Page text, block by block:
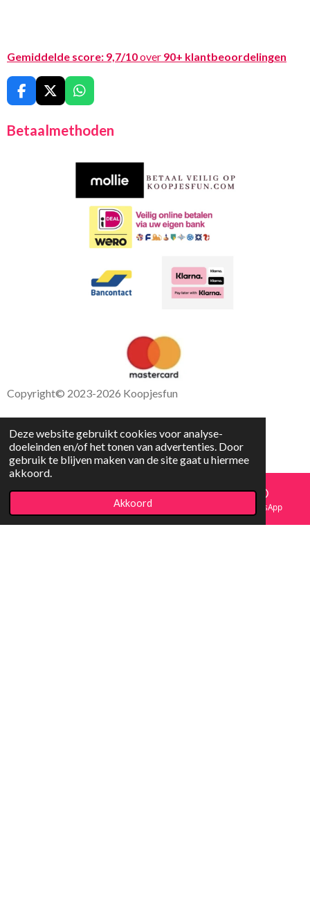
Deze website gebruikt cookies voor analyse-
doeleinden en/of het tonen van advertenties. Door
gebruik te blijven maken van de site gaat u hiermee
akkoord.
Akkoord
Gemiddelde score: 9,7/10over 90+ klantbeoordelingen
F
a
c
e
X
W
h
t
A
Betaalmethoden
Copyright© 2023-2026 Koopjesfun
Facebook WhatsApp